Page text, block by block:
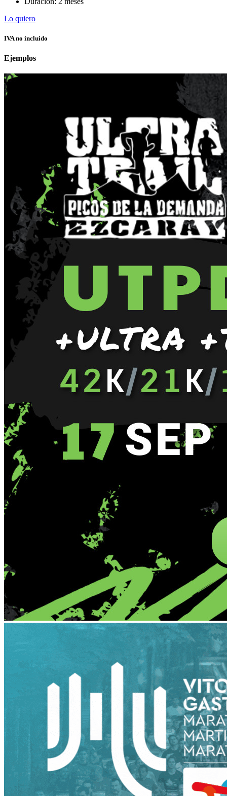
Lo quiero
IVA no incluido
Ejemplos